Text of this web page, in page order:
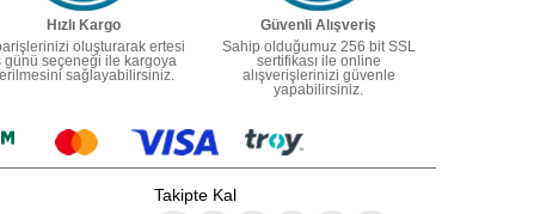
Hızlı Kargo
oluşturarak ertesi
günü seçeneği ile kargoya
sağlayabilirsiniz.
Güvenli Alışveriş
Sahip olduğumuz 256 bit SSL
sertifikası ile online
alışverişlerinizi güvenle
yapabilirsiniz.
Takipte Kal